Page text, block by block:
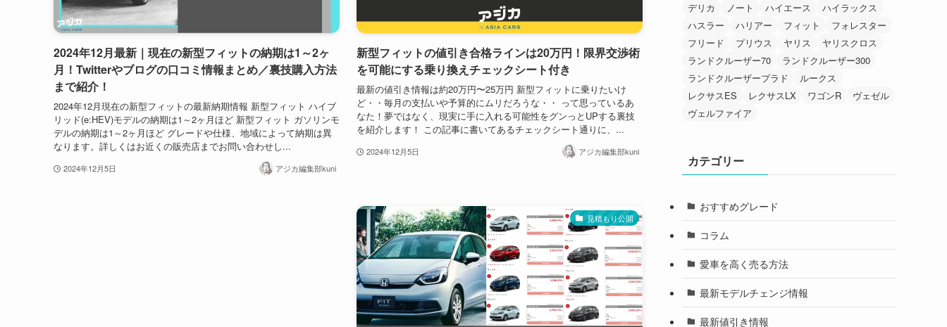
2024年12月最新｜現在の新型フィットの納期は1～2ヶ
月！Twitterやブログの口コミ情報まとめ／裏技購入方法
まで紹介！
2024年12月現在の新型フィットの最新納期情報 新型フィット ハイブ
リッド(e:HEV)モデルの納期は1～2ヶ月ほど 新型フィット ガソリンモ
デルの納期は1～2ヶ月ほど グレードや仕様、地域によって納期は異
なります。詳しくはお近くの販売店までお問い合わせし...
2024年12月5日 アジカ編集部kuni
新型フィットの値引き合格ラインは20万円！限界交渉術
を可能にする乗り換えチェックシート付き
最新の値引き情報は約20万円〜25万円 新型フィットに乗りたいけ
ど・・毎月の支払いや予算的にムリだろうな・・ って思っているあ
なた！夢ではなく、現実に手に入れる可能性をグンっとUPする裏技
を紹介します！ この記事に書いてあるチェックシート通りに、...
2024年12月5日 アジカ編集部kuni
見積もり公開
デリカ
ノート ハイエース
ハイラックス
ハスラー
ハリアー フィット
フォレスター
フリード
プリウス ヤリス
ヤリスクロス
ランドクルーザー70
ランドクルーザー300
ランドクルーザープラド
ルークス
レクサスES
レクサスLX ワゴンR
ヴェゼル
ヴェルファイア
カテゴリー
おすすめグレード
コラム
愛車を高く売る方法
最新モデルチェンジ情報
最新値引き情報